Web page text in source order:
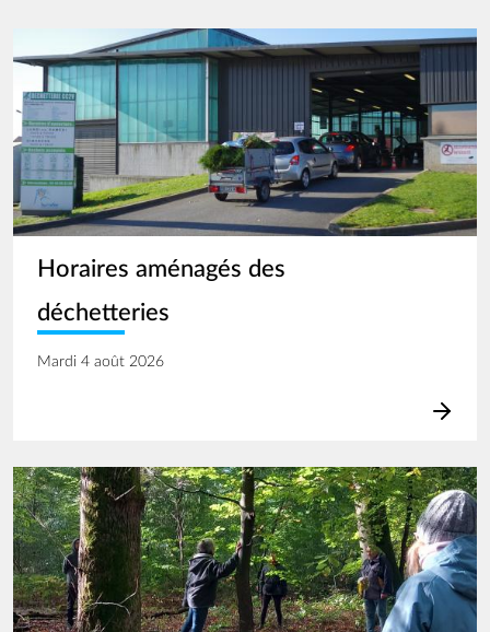
Horaires aménagés des
déchetteries
Mardi 4 août 2026
Image